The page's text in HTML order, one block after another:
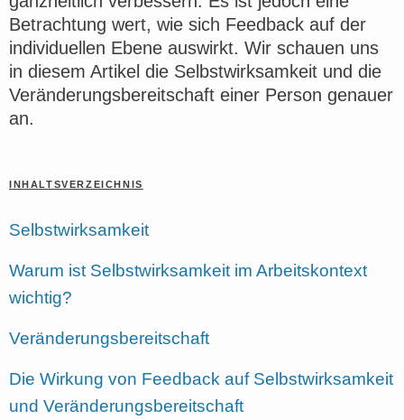
Betrachtung wert, wie sich Feedback auf der
individuellen Ebene auswirkt. Wir schauen uns
in diesem Artikel die Selbstwirksamkeit und die
Veränderungsbereitschaft einer Person genauer
an.
INHALTSVERZEICHNIS
Selbstwirksamkeit
Warum ist Selbstwirksamkeit im Arbeitskontext
wichtig?
Veränderungsbereitschaft
Die Wirkung von Feedback auf Selbstwirksamkeit
und Veränderungsbereitschaft